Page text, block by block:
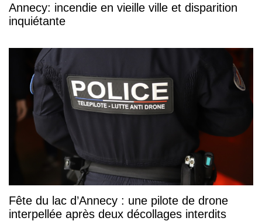
Annecy: incendie en vieille ville et disparition
inquiétante
Fête du lac d’Annecy : une pilote de drone
interpellée après deux décollages interdits